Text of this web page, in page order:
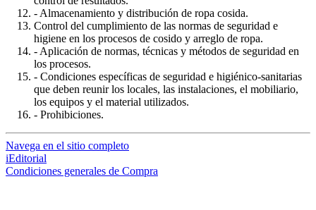
- Almacenamiento y distribución de ropa cosida.
Control del cumplimiento de las normas de seguridad e
higiene en los procesos de cosido y arreglo de ropa.
- Aplicación de normas, técnicas y métodos de seguridad en
los procesos.
- Condiciones específicas de seguridad e higiénico-sanitarias
que deben reunir los locales, las instalaciones, el mobiliario,
los equipos y el material utilizados.
- Prohibiciones.
Navega en el sitio completo
iEditorial
Condiciones generales de Compra